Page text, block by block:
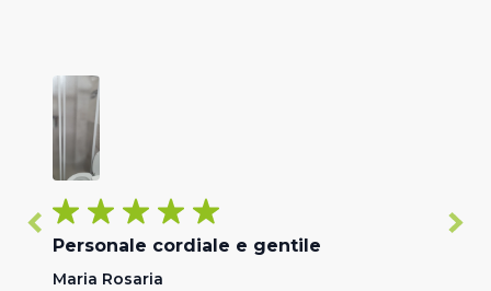
Personale cordiale e gentile
Maria Rosaria